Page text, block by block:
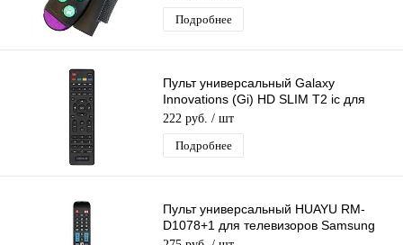
Подробнее
Пульт универсальный Galaxy
Innovations (Gi) HD SLIM T2 ic для
разных моделей приставок GI Slim
222 руб. / шт
Подробнее
Пульт универсальный HUAYU RM-
D1078+1 для телевизоров Samsung
LCD/LED